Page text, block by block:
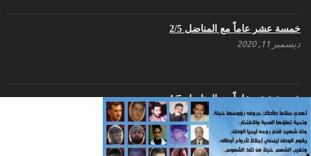
أَنقِذوا اللَاجِئين السُوريين في لُبنان – اللجنة المركزية
تهنئة نوروز – حزب اليسار الديمقراطي السوري
مارس 31, 2023
خمسة عشر عاماً مع المناضل 2/5
ديسمبر 11, 2020
خمسة عشر عاماً مع المناضل 1/5
ديسمبر 10, 2020